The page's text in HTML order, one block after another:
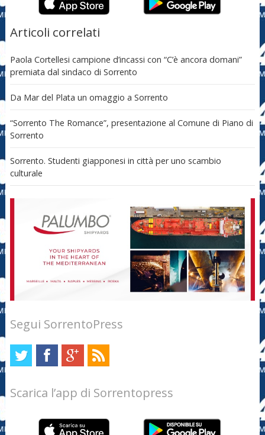
Articoli correlati
Paola Cortellesi campione d’incassi con “C’è ancora domani”
premiata dal sindaco di Sorrento
Da Mar del Plata un omaggio a Sorrento
“Sorrento The Romance”, presentazione al Comune di Piano di
Sorrento
Sorrento. Studenti giapponesi in città per uno scambio
culturale
Segui SorrentoPress
Scarica l’app di Sorrentopress